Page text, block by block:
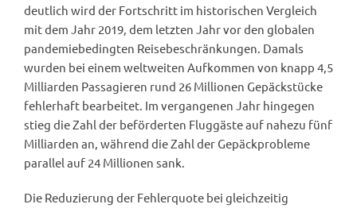
deutlich wird der Fortschritt im historischen Vergleich
mit dem Jahr 2019, dem letzten Jahr vor den globalen
pandemiebedingten Reisebeschränkungen. Damals
wurden bei einem weltweiten Aufkommen von knapp 4,5
Milliarden Passagieren rund 26 Millionen Gepäckstücke
fehlerhaft bearbeitet. Im vergangenen Jahr hingegen
stieg die Zahl der beförderten Fluggäste auf nahezu fünf
Milliarden an, während die Zahl der Gepäckprobleme
parallel auf 24 Millionen sank.
Die Reduzierung der Fehlerquote bei gleichzeitig